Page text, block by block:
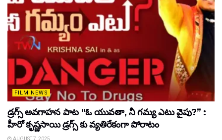
FILM NEWS
డ్రగ్స్ అవగాహన పాట “ఓ యువతా, నీ గమ్య ఎటు వైపు?” :
హీరో కృష్ణసాయి డ్రగ్స్ కు వ్యతిరేకంగా పోరాటం
AUGUST 7, 2025